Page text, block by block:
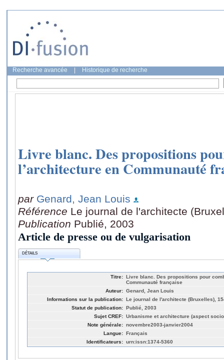
Recherche avancée Historique de recherche
Livre blanc. Des propositions
l’architecture en Communauté
par Genard, Jean Louis
Référence Le journal de l'architecte
Publication Publié, 2003
Article de presse ou de vulgarisation
DÉTAILS
Titre: Livre blanc. Des propositions pour
Communauté française
Auteur: Genard, Jean Louis
Informations sur la publication: Le journal de l'architecte (Bruxelles),
Statut de publication: Publié, 2003
Sujet CREF: Urbanisme et architecture (aspect
Note générale: novembre2003-janvier2004
Langue: Français
Identificateurs: urn:issn:1374-5360